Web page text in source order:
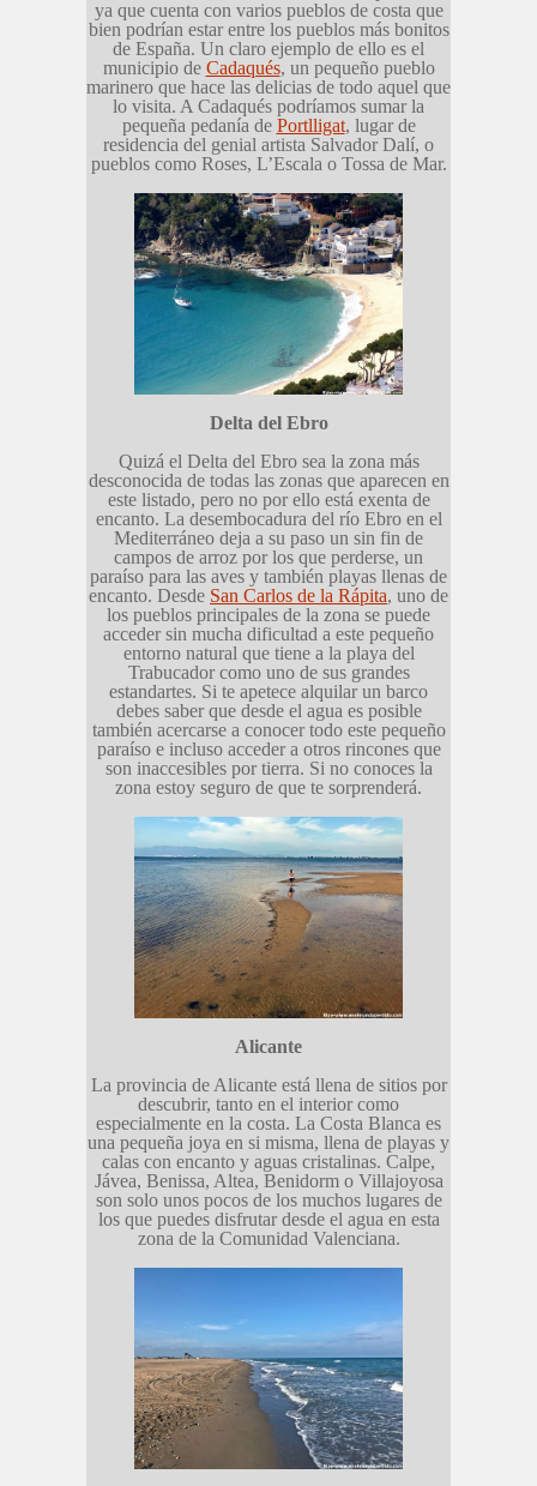
ya que cuenta con varios pueblos de costa que
bien podrían estar entre los pueblos más bonitos
de España. Un claro ejemplo de ello es el
municipio de Cadaqués, un pequeño pueblo
marinero que hace las delicias de todo aquel que
lo visita. A Cadaqués podríamos sumar la
pequeña pedanía de Portlligat, lugar de
residencia del genial artista Salvador Dalí, o
pueblos como Roses, L’Escala o Tossa de Mar.
Delta del Ebro
Quizá el Delta del Ebro sea la zona más
desconocida de todas las zonas que aparecen en
este listado, pero no por ello está exenta de
encanto. La desembocadura del río Ebro en el
Mediterráneo deja a su paso un sin fin de
campos de arroz por los que perderse, un
paraíso para las aves y también playas llenas de
encanto. Desde San Carlos de la Rápita, uno de
los pueblos principales de la zona se puede
acceder sin mucha dificultad a este pequeño
entorno natural que tiene a la playa del
Trabucador como uno de sus grandes
estandartes. Si te apetece alquilar un barco
debes saber que desde el agua es posible
también acercarse a conocer todo este pequeño
paraíso e incluso acceder a otros rincones que
son inaccesibles por tierra. Si no conoces la
zona estoy seguro de que te sorprenderá.
Alicante
La provincia de Alicante está llena de sitios por
descubrir, tanto en el interior como
especialmente en la costa. La Costa Blanca es
una pequeña joya en si misma, llena de playas y
calas con encanto y aguas cristalinas. Calpe,
Jávea, Benissa, Altea, Benidorm o Villajoyosa
son solo unos pocos de los muchos lugares de
los que puedes disfrutar desde el agua en esta
zona de la Comunidad Valenciana.